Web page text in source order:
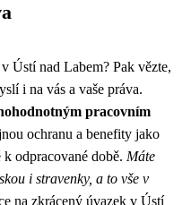
Ústí nad Labem? Pak vězte,
i na vás a vaše práva.
pracovním
ochranu a benefity jako
odpracované době. Máte
i stravenky, a to vše v
na zkrácený úvazek v Ústí